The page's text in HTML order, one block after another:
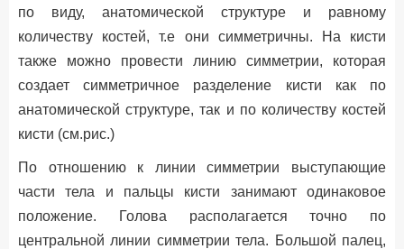
по виду, анатомической структуре и равному
количеству костей, т.е они симметричны. На кисти
также можно провести линию симметрии, которая
создает симметричное разделение кисти как по
анатомической структуре, так и по количеству костей
кисти (см.рис.)
По отношению к линии симметрии выступающие
части тела и пальцы кисти занимают одинаковое
положение. Голова располагается точно по
центральной линии симметрии тела. Большой палец,